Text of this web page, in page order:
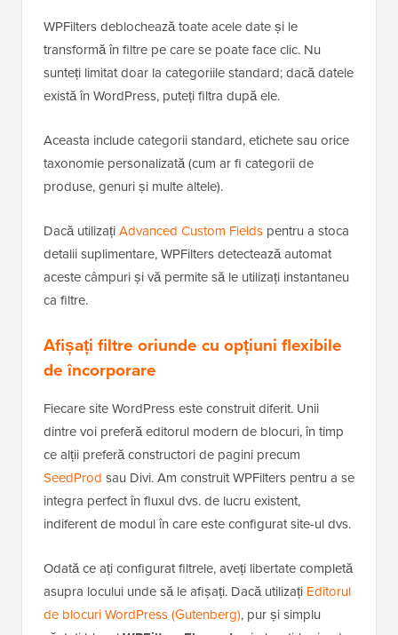
WPFilters deblochează toate acele date și le
transformă în filtre pe care se poate face clic. Nu
sunteți limitat doar la categoriile standard; dacă datele
există în WordPress, puteți filtra după ele.
Aceasta include categorii standard, etichete sau orice
taxonomie personalizată (cum ar fi categorii de
produse, genuri și multe altele).
Dacă utilizațiAdvanced Custom Fields pentru a stoca
detalii suplimentare, WPFilters detectează automat
aceste câmpuri și vă permite să le utilizați instantaneu
ca filtre.
Afișați filtre oriunde cu opțiuni flexibile
de încorporare
Fiecare site WordPress este construit diferit. Unii
dintre voi preferă editorul modern de blocuri, în timp
ce alții preferă constructori de pagini precum
SeedProd sau Divi. Am construit WPFilters pentru a se
integra perfect în fluxul dvs. de lucru existent,
indiferent de modul în care este configurat site-ul dvs.
Odată ce ați configurat filtrele, aveți libertate completă
asupra locului unde să le afișați. Dacă utilizați Editorul
de blocuri WordPress (Gutenberg), pur și simplu